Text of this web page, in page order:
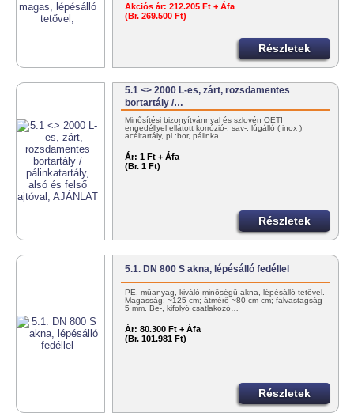
Akciós ár: 212.205 Ft + Áfa
(Br. 269.500 Ft)
Részletek
5.1 <> 2000 L-es, zárt, rozsdamentes
bortartály /…
Minősítési bizonyítvánnyal és szlovén OÉTI
engedéllyel ellátott korrózió-, sav-, lúgálló ( inox )
acéltartály, pl.:bor, pálinka,…
Ár: 1 Ft + Áfa
(Br. 1 Ft)
Részletek
5.1. DN 800 S akna, lépésálló fedéllel
PE. műanyag, kiváló minőségű akna, lépésálló tetővel.
Magasság: ~125 cm; átmérő ~80 cm cm; falvastagság
5 mm. Be-, kifolyó csatlakozó…
Ár: 80.300 Ft + Áfa
(Br. 101.981 Ft)
Részletek